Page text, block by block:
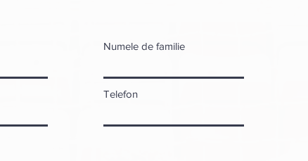
Numele de familie
Telefon